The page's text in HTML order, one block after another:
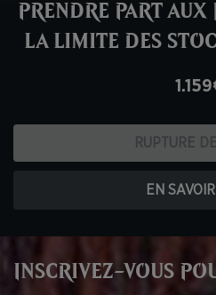
PRENDRE PART AUX
LA LIMITE DES
RUPTURE
EN
INSCRIVEZ-VOUS